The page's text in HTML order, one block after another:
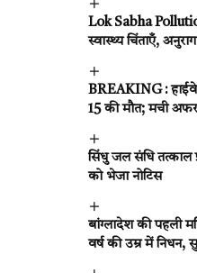
Lok Sabha
स्वास्थ्य चिंताएँ,
BREAKING : हाईवे
15 की मौत; मची
सिंधु जल संधि तत्काल
को भेजा नोटिस
बांग्लादेश की पहली
वर्ष की उम्र में